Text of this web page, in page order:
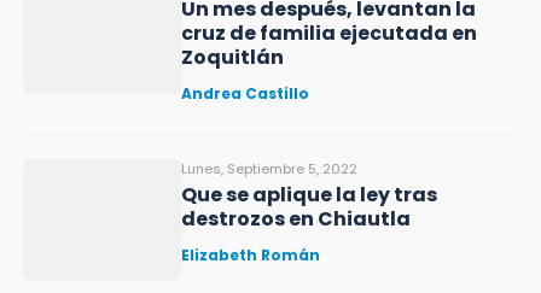
Un mes después, levantan la
cruz de familia ejecutada en
Zoquitlán
Andrea Castillo
Lunes, Septiembre 5, 2022
Que se aplique la ley tras
destrozos en Chiautla
Elizabeth Román